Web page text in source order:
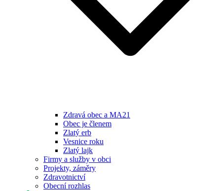
Zdravá obec a MA21
Obec je členem
Zlatý erb
Vesnice roku
Zlatý lajk
Firmy a služby v obci
Projekty, záměry
Zdravotnictví
Obecní rozhlas